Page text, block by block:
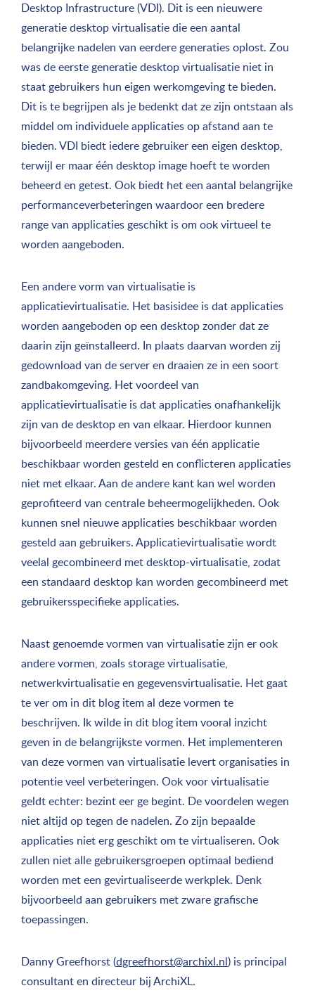
Desktop Infrastructure (VDI). Dit is een nieuwere
generatie desktop virtualisatie die een aantal
belangrijke nadelen van eerdere generaties oplost. Zou
was de eerste generatie desktop virtualisatie niet in
staat gebruikers hun eigen werkomgeving te bieden.
Dit is te begrijpen als je bedenkt dat ze zijn ontstaan als
middel om individuele applicaties op afstand aan te
bieden. VDI biedt iedere gebruiker een eigen desktop,
terwijl er maar één desktop image hoeft te worden
beheerd en getest. Ook biedt het een aantal belangrijke
performanceverbeteringen waardoor een bredere
range van applicaties geschikt is om ook virtueel te
worden aangeboden.
Een andere vorm van virtualisatie is
applicatievirtualisatie. Het basisidee is dat applicaties
worden aangeboden op een desktop zonder dat ze
daarin zijn geïnstalleerd. In plaats daarvan worden zij
gedownload van de server en draaien ze in een soort
zandbakomgeving. Het voordeel van
applicatievirtualisatie is dat applicaties onafhankelijk
zijn van de desktop en van elkaar. Hierdoor kunnen
bijvoorbeeld meerdere versies van één applicatie
beschikbaar worden gesteld en conflicteren applicaties
niet met elkaar. Aan de andere kant kan wel worden
geprofiteerd van centrale beheermogelijkheden. Ook
kunnen snel nieuwe applicaties beschikbaar worden
gesteld aan gebruikers. Applicatievirtualisatie wordt
veelal gecombineerd met desktop-virtualisatie, zodat
een standaard desktop kan worden gecombineerd met
gebruikersspecifieke applicaties.
Naast genoemde vormen van virtualisatie zijn er ook
andere vormen, zoals storage virtualisatie,
netwerkvirtualisatie en gegevensvirtualisatie. Het gaat
te ver om in dit blog item al deze vormen te
beschrijven. Ik wilde in dit blog item vooral inzicht
geven in de belangrijkste vormen. Het implementeren
van deze vormen van virtualisatie levert organisaties in
potentie veel verbeteringen. Ook voor virtualisatie
geldt echter: bezint eer ge begint. De voordelen wegen
niet altijd op tegen de nadelen. Zo zijn bepaalde
applicaties niet erg geschikt om te virtualiseren. Ook
zullen niet alle gebruikersgroepen optimaal bediend
worden met een gevirtualiseerde werkplek. Denk
bijvoorbeeld aan gebruikers met zware grafische
toepassingen.
Danny Greefhorst (dgreefhorst@archixl.nl) is principal
consultant en directeur bij ArchiXL.